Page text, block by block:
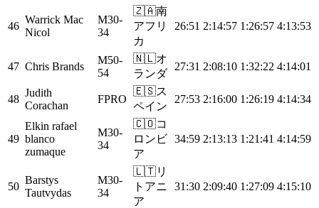
46
Warrick Mac
Nicol
M30-
34
🇿🇦南
アフリ
カ
26:51 2:14:57 1:26:57 4:13:53
47 Chris Brands
M50-
54
🇳🇱オ
ランダ
27:31 2:08:10 1:32:22 4:14:01
48
Judith
Corachan
FPRO
🇪🇸ス
ペイン
27:53 2:16:00 1:26:19 4:14:34
49
Elkin rafael
blanco
zumaque
M30-
34
🇨🇴コ
ロンビ
ア
34:59 2:13:13 1:21:41 4:14:59
50
Barstys
Tautvydas
M30-
34
🇱🇹リ
トアニ
ア
31:30 2:09:40 1:27:09 4:15:10